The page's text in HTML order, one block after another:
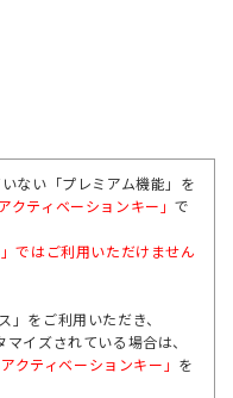
ない「プレミアム機能」を
クティベーションキー」で
」ではご利用いただけません
をご利用いただき、
イズされている場合は、
クティベーションキー」 を